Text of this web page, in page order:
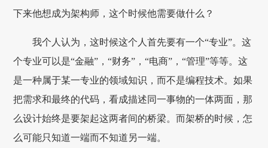
下来他想成为架构师，这个时候他需要做什么？
我个人认为，这时候这个人首先要有一个“专业”。这
个专业可以是“金融”，“财务”，“电商”，“管理”等等。这
是一种属于某一专业的领域知识，而不是编程技术。如果
把需求和最终的代码，看成描述同一事物的一体两面，那
么设计始终是要架起这两者间的桥梁。而架桥的时候，怎
么可能只知道一端而不知道另一端。